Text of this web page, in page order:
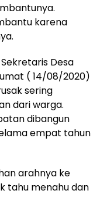
karena
Desa
( 14/08/2020)
sering
dari warga.
dibangun
empat tahun
arahnya ke
tahu menahu dan